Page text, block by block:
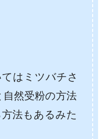
はミツバチさ
然受粉の方法
法もあるみた